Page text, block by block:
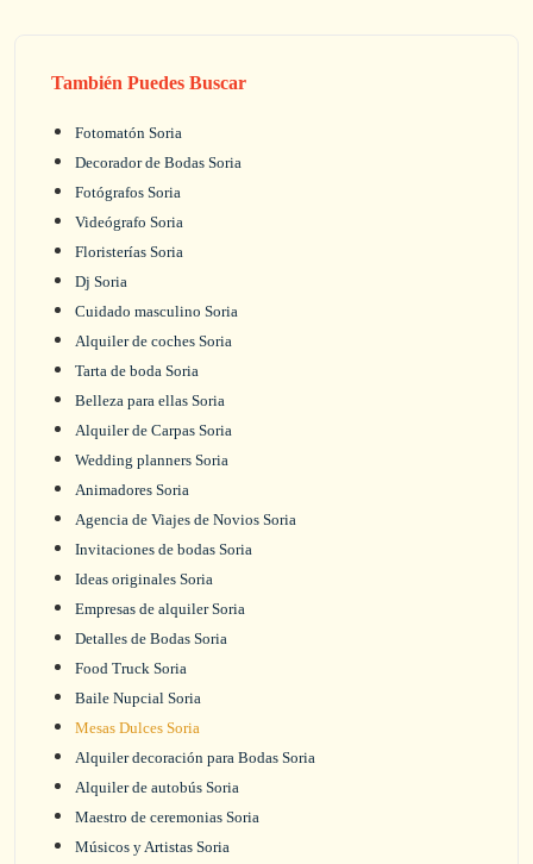
También Puedes Buscar
Fotomatón Soria
Decorador de Bodas Soria
Fotógrafos Soria
Videógrafo Soria
Floristerías Soria
Dj Soria
Cuidado masculino Soria
Alquiler de coches Soria
Tarta de boda Soria
Belleza para ellas Soria
Alquiler de Carpas Soria
Wedding planners Soria
Animadores Soria
Agencia de Viajes de Novios Soria
Invitaciones de bodas Soria
Ideas originales Soria
Empresas de alquiler Soria
Detalles de Bodas Soria
Food Truck Soria
Baile Nupcial Soria
Mesas Dulces Soria
Alquiler decoración para Bodas Soria
Alquiler de autobús Soria
Maestro de ceremonias Soria
Músicos y Artistas Soria